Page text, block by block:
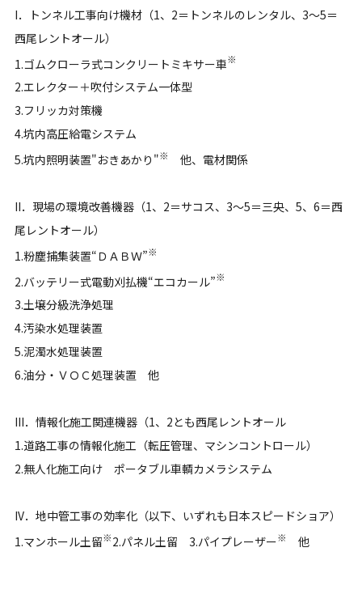
I．トンネル工事向け機材 （1、2＝トンネルのレンタル、3～5＝
西尾レントオール）
1.ゴムクローラ式コンクリートミキサー車※
2.エレクター＋吹付システム一体型
3.フリッカ対策機
4.坑内高圧給電システム
5.坑内照明装置"おきあかり"※ 他、電材関係
II．現場の環境改善機器 （1、2＝サコス、3～5＝三央、5、6＝西
尾レントオール）
1.粉塵捕集装置“ＤＡＢＷ”※
2.バッテリー式電動刈払機“エコカール”※
3.土壌分級洗浄処理
4.汚染水処理装置
5.泥濁水処理装置
6.油分・ＶＯＣ処理装置 他
III．情報化施工関連機器 （1、2とも西尾レントオール
1.道路工事の情報化施工（転圧管理、マシンコントロール）
2.無人化施工向け ポータブル車輌カメラシステム
IV．地中管工事の効率化 （以下、いずれも日本スピードショア）
1.マンホール土留※2.パネル土留 3.パイプレーザー※ 他